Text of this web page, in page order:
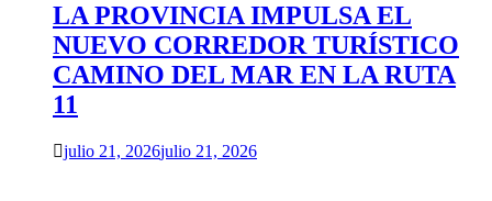
LA PROVINCIA IMPULSA EL
NUEVO CORREDOR TURÍSTICO
CAMINO DEL MAR EN LA RUTA
11
julio 21, 2026julio 21, 2026